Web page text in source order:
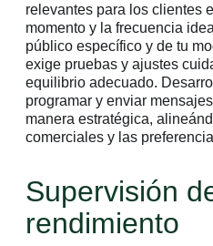
relevantes para los clientes
momento y la frecuencia
público específico y de tu
exige pruebas y ajustes
equilibrio adecuado.
programar y enviar
manera estratégica,
comerciales y las
Supervisión
rendimiento